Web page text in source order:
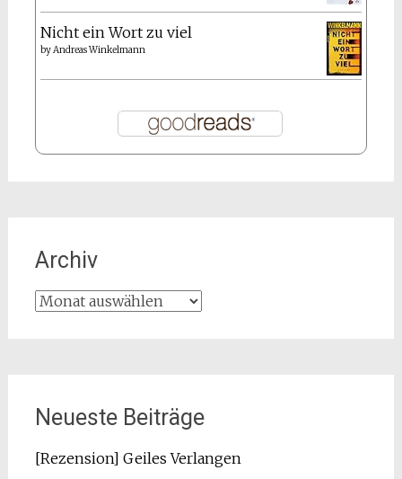
Nicht ein Wort zu viel
byAndreas Winkelmann
Archiv
Archiv
Neueste Beiträge
[Rezension] Geiles Verlangen